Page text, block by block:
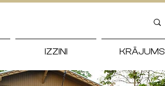
IZZINI KRĀJUMS